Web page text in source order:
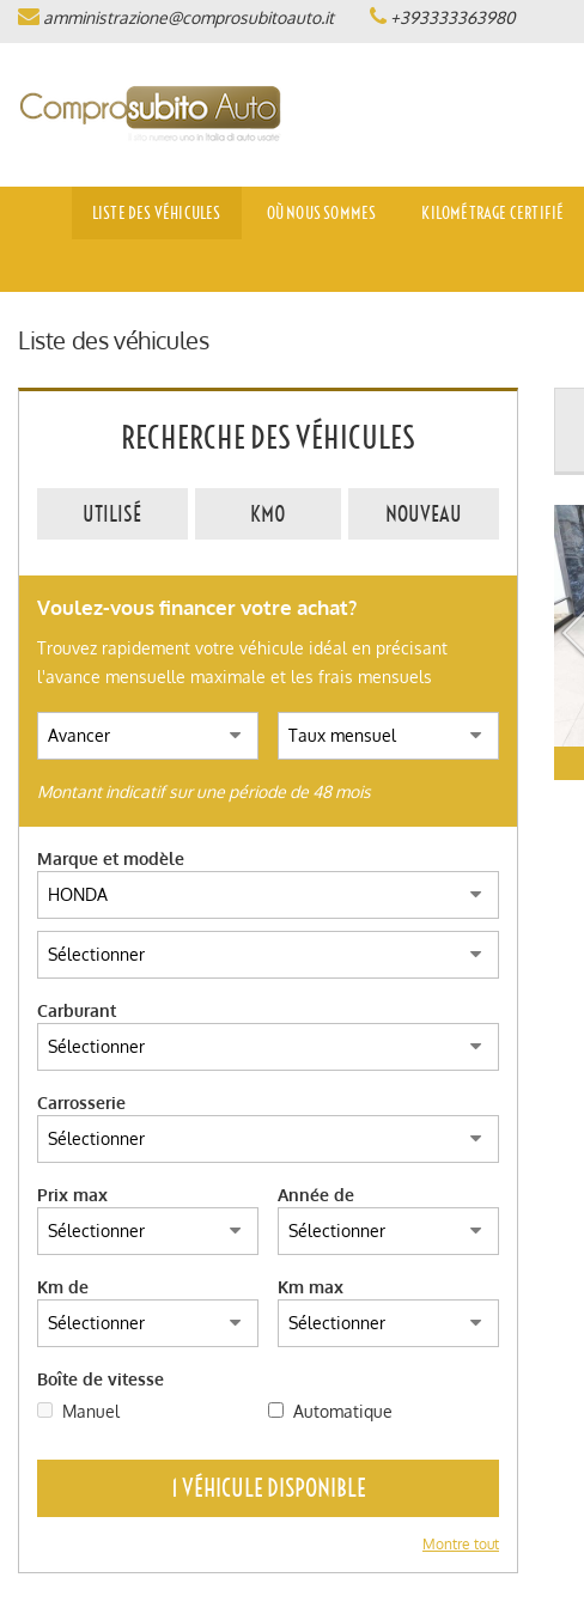
OÙ NOUS SOMMES
(ITALIANO) CONSEGNA A
ORDINAZIONE
HOME
NOUS ACHETONS D’OCCASION
TROUVEZ VOTRE VOITURE
ITALIANO
ENGLISH
amministrazione@comprosubitoauto.it +393333363980
LISTE DES VÉHICULES OÙ NOUS SOMMES KILOMÉTRAGE CERTIFIÉ
Liste des véhicules
RECHERCHE DES VÉHICULES
UTILISÉ KM0 NOUVEAU
Voulez-vous financer votre achat?
Trouvez rapidement votre véhicule idéal en précisant
l'avance mensuelle maximale et les frais mensuels
Montant indicatif sur une période de 48 mois
Marque et modèle
Carburant
Carrosserie
Prix max Année de
Km de Km max
Boîte de vitesse
Manuel
Automatique
1 VÉHICULE DISPONIBLE
Montre tout